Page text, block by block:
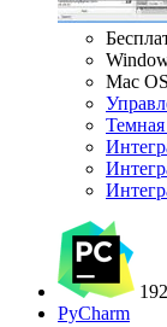
Mac OS
Темная
192
PyCharm